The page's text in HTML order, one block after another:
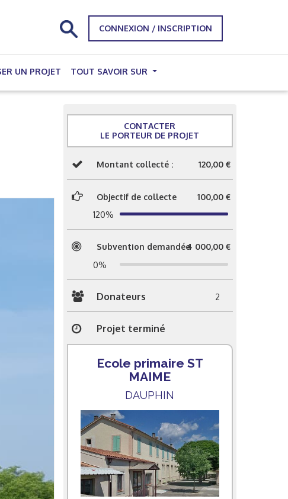
CONNEXION / INSCRIPTION
UN PROJET TOUT SAVOIR SUR
CONTACTER
LE PORTEUR DE PROJET
Montant collecté : 120,00 €
Objectif de collecte 100,00 €
120%
Subvention demandée4 000,00 €
0%
Donateurs 2
Projet terminé
Ecole primaire ST
MAIME
DAUPHIN